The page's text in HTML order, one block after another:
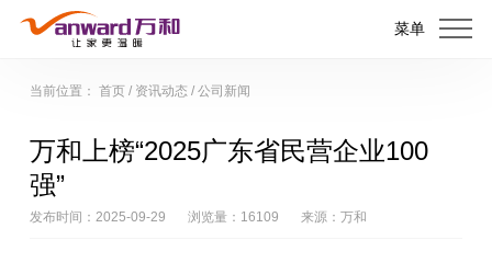
菜单
当前位置： 首页/ 资讯动态 / 公司新闻
万和上榜“2025广东省民营企业100
强”
发布时间：2025-09-29 浏览量：16109 来源：万和